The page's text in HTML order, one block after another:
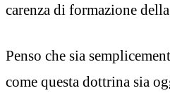
carenza di formazione
Penso che sia
come questa dottrina sia